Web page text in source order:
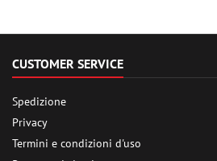
CUSTOMER SERVICE
Spedizione
Privacy
Termini e condizioni d'uso